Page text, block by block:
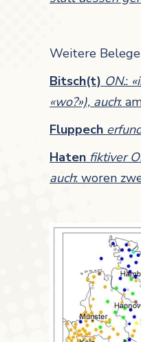
Weitere Belege
Bitsch(t) ON.:
«wo?»), auch:
Fluppech
Haten fiktiver
auch: woren